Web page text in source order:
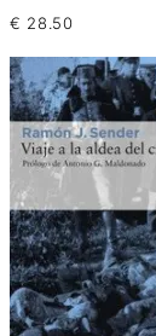
€ 28.50